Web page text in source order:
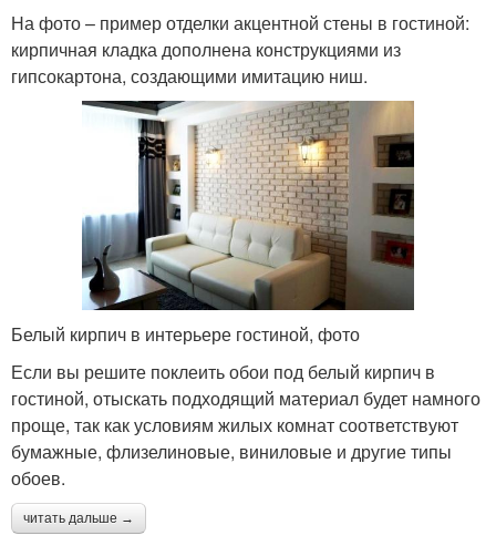
На фото – пример отделки акцентной стены в гостиной:
кирпичная кладка дополнена конструкциями из
гипсокартона, создающими имитацию ниш.
Белый кирпич в интерьере гостиной, фото
Если вы решите поклеить обои под белый кирпич в
гостиной, отыскать подходящий материал будет намного
проще, так как условиям жилых комнат соответствуют
бумажные, флизелиновые, виниловые и другие типы
обоев.
читать дальше →